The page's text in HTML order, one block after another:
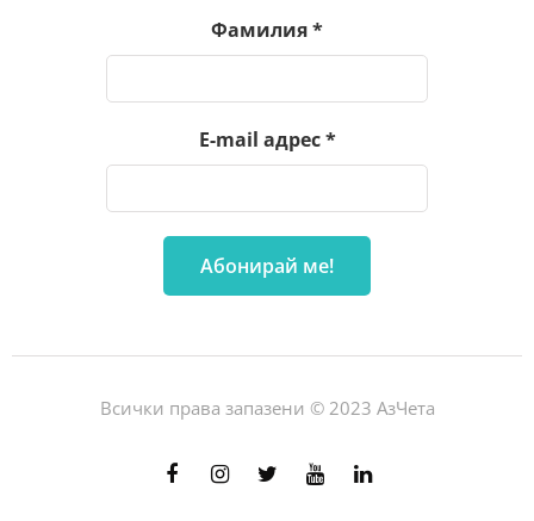
Фамилия*
E-mail адрес*
Всички права запазени © 2023 АзЧета